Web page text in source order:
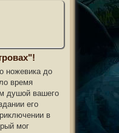
ножевика до
время
душой вашего
его
в
мог